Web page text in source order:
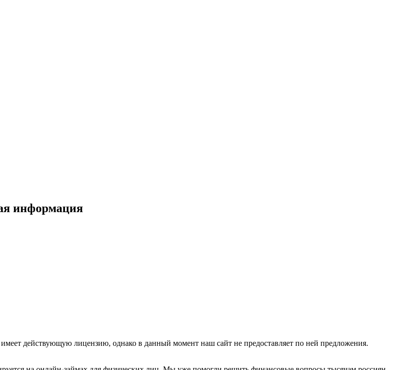
информация
действующую лицензию, однако в данный момент наш сайт не предоставляет по ней предложения.